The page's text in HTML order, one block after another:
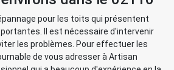
pour les toits qui présentent
Il est nécessaire d'intervenir
les problèmes. Pour effectuer les
de vous adresser à Artisan